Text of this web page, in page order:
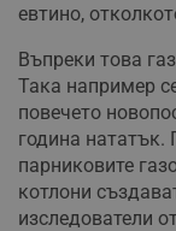
евтино,
Въпреки това
Така например
повечето
година нататък.
парниковите
котлони
изследователи